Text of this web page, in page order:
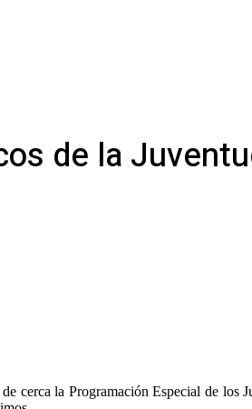
de la
cerca la Programación Especial de los